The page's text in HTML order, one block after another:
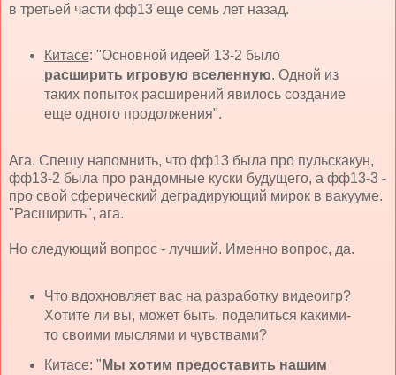
в третьей части фф13 еще семь лет назад.
Китасе: "Основной идеей 13-2 было
расширить игровую вселенную. Одной из
таких попыток расширений явилось создание
еще одного продолжения".
Ага. Спешу напомнить, что фф13 была про пульскакун,
фф13-2 была про рандомные куски будущего, а фф13-3 -
про свой сферический деградирующий мирок в вакууме.
"Расширить", ага.
Но следующий вопрос - лучший. Именно вопрос, да.
Что вдохновляет вас на разработку видеоигр?
Хотите ли вы, может быть, поделиться какими-
то своими мыслями и чувствами?
Китасе: " Мы хотим предоставить нашим